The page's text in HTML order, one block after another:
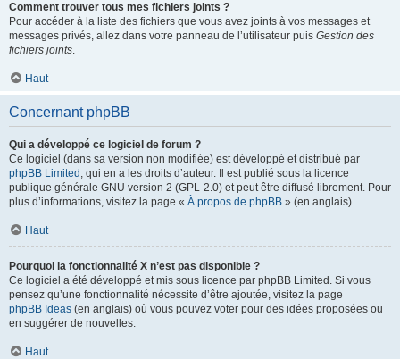
Comment trouver tous mes fichiers joints ?
Pour accéder à la liste des fichiers que vous avez joints à vos messages et
messages privés, allez dans votre panneau de l’utilisateur puis Gestion des
fichiers joints.
Haut
Concernant phpBB
Qui a développé ce logiciel de forum ?
Ce logiciel (dans sa version non modifiée) est développé et distribué par
phpBB Limited , qui en a les droits d’auteur. Il est publié sous la licence
publique générale GNU version 2 (GPL-2.0) et peut être diffusé librement. Pour
plus d’informations, visitez la page « À propos de phpBB » (en anglais).
Haut
Pourquoi la fonctionnalité X n’est pas disponible ?
Ce logiciel a été développé et mis sous licence par phpBB Limited. Si vous
pensez qu’une fonctionnalité nécessite d’être ajoutée, visitez la page
phpBB Ideas (en anglais) où vous pouvez voter pour des idées proposées ou
en suggérer de nouvelles.
Haut